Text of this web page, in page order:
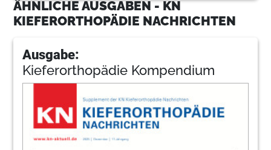
ÄHNLICHE AUSGABEN - KN
KIEFERORTHOPÄDIE NACHRICHTEN
Ausgabe:
Kieferorthopädie Kompendium